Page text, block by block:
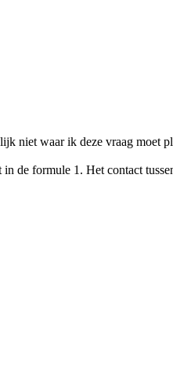
niet waar ik deze vraag moet
de formule 1. Het contact